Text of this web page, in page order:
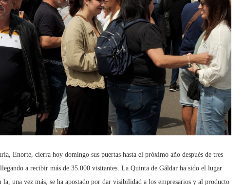
Enorte, cierra hoy domingo sus puertas hasta el próximo año después de tres
a recibir más de 35.000 visitantes. La Quinta de Gáldar ha sido el lugar
la, una vez más, se ha apostado por dar visibilidad a los empresarios y al producto